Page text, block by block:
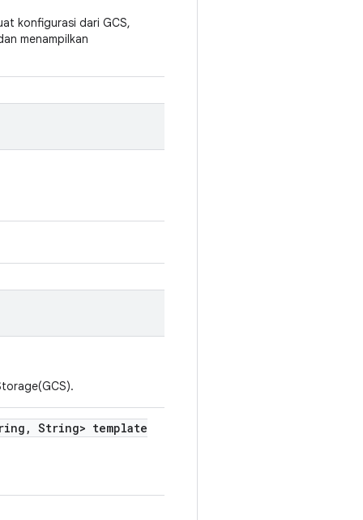
konfigurasi dari GCS,
menampilkan
, String> template